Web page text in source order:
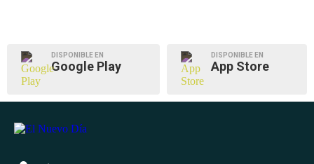
DISPONIBLE EN
Google Play
DISPONIBLE EN
App Store